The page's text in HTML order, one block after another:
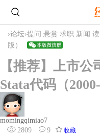
›论坛›提问 悬赏 求职 新闻
版）
【推荐】上市
Stata代码（2000-
momingqimiao7
2809
9 收藏